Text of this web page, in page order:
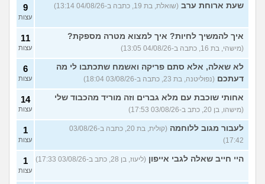
שעת ארוחת ערב (שואלת, בת 19, כתבה ב-04/08/26 13:14) 9
עצות
איך להמשיך לחיות? איך למצוא מטרה מספקת?
(מישהי, בת 16, כתבה ב-04/08/26 13:05)
11
עצות
לא שאלה, אלא סתם פריקה ואשמח שתכתבו לי מה
דעתכם (נפוליטנה, בת 23, כתבה ב-03/08/26 18:04)
6
עצות
אחותי שוכבת עם מלא גברים וזה מוריד מהכבוד שלי
(מישהו, בן 20, כתב ב-03/08/26 17:53)
14
עצות
לעבור מגוב ללוחמה
(קולית, בת 20, כתבה ב-03/08/26
17:42)
1
עצות
היי חייב שאלה לגבי אייפון (ליעוז, בן 28, כתב ב-03/08/26 17:33) 1
עצות